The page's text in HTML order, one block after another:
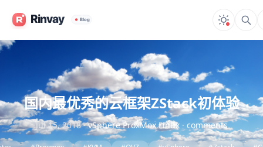
国内最优秀的云框架ZStack初体验
Jul 15, 2018·vSphere ProxMox Linux· comments